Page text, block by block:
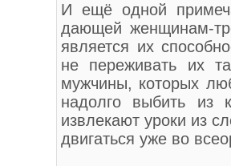
И ещё одной
дающей женщинам-
является их
не переживать их
мужчины, которых
надолго выбить из
извлекают уроки из
двигаться уже во